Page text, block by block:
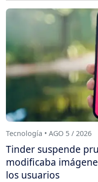
Tecnología • AGO 5 / 2026
Tinder suspende
modificaba
los usuarios